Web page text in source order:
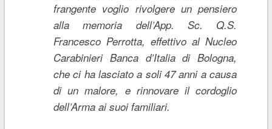
frangente voglio rivolgere un pensiero
alla memoria dell’App. Sc. Q.S.
Francesco Perrotta, effettivo al Nucleo
Carabinieri Banca d’Italia di Bologna,
che ci ha lasciato a soli 47 anni a causa
di un malore, e rinnovare il cordoglio
dell’Arma ai suoi familiari.